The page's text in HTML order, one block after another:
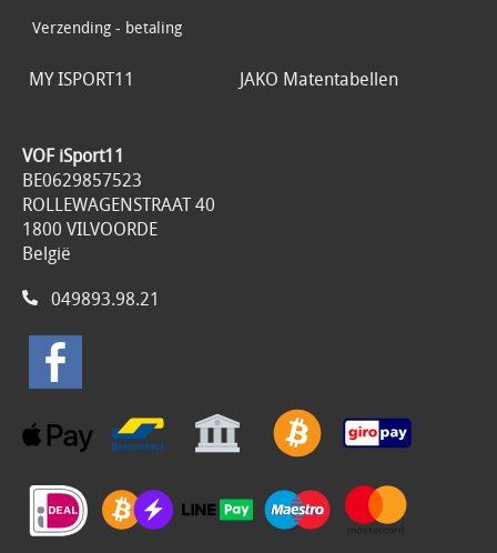
Verzending - betaling
MY ISPORT11 JAKO Matentabellen
VOF iSport11
BE0629857523
ROLLEWAGENSTRAAT 40
1800 VILVOORDE
België
049893.98.21